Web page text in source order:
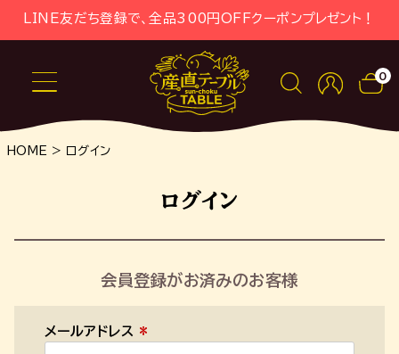
LINE友だち登録で、全品300円OFFクーポンプレゼント！
0
HOME ログイン
ログイン
会員登録がお済みのお客様
メールアドレス